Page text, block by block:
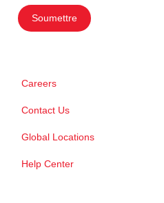
Soumettre
Careers
Contact Us
Global Locations
Help Center